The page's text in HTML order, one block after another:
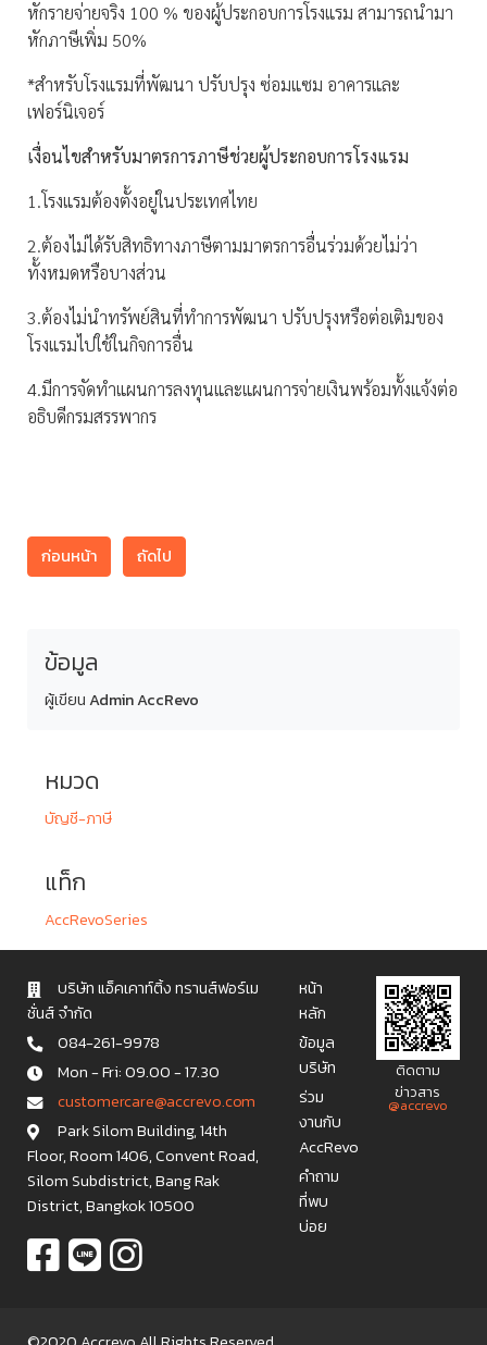
หักรายจ่ายจริง 100 % ของผู้ประกอบการโรงแรม สามารถนำมา
หักภาษีเพิ่ม 50%
*สำหรับโรงแรมที่พัฒนา ปรับปรุง ซ่อมแซม อาคารและ
เฟอร์นิเจอร์
เงื่อนไขสำหรับมาตรการภาษีช่วยผู้ประกอบการโรงแรม
1.โรงแรมต้องตั้งอยู่ในประเทศไทย
2.ต้องไม่ได้รับสิทธิทางภาษีตามมาตรการอื่นร่วมด้วยไม่ว่า
ทั้งหมดหรือบางส่วน
3.ต้องไม่นำทรัพย์สินที่ทำการพัฒนา ปรับปรุงหรือต่อเติมของ
โรงแรมไปใช้ในกิจการอื่น
4.มีการจัดทำแผนการลงทุนและแผนการจ่ายเงินพร้อมทั้งแจ้งต่อ
อธิบดีกรมสรรพากร
ก่อนหน้า ถัดไป
ข้อมูล
ผู้เขียนAdmin AccRevo
หมวด
บัญชี-ภาษี
แท็ก
AccRevoSeries
บริษัท แอ็คเคาท์ติ้ง ทรานส์ฟอร์เม
ชั่นส์ จำกัด
084-261-9978
Mon - Fri: 09.00 - 17.30
c u s t o m e r c a r e @ a c c r e v o . c o m
Park Silom Building, 14th
Floor, Room 1406, Convent Road,
Silom Subdistrict, Bang Rak
District, Bangkok 10500
หน้า
หลัก
ข้อมูล
บริษัท
ร่วม
งานกับ
AccRevo
คำถาม
ที่พบ
บ่อย
ติดตาม
ข่าวสาร
@accrevo